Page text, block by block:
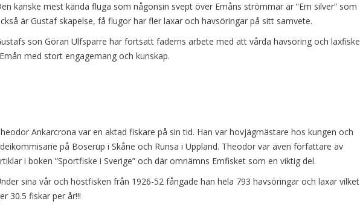
kanske mest kända fluga som någonsin svept över Emåns strömmar är ”Em silver” som
är Gustaf skapelse, få flugor har fler laxar och havsöringar på sitt samvete.
son Göran Ulfsparre har fortsatt faderns arbete med att vårda havsöring och laxfiske
med stort engagemang och kunskap.
Ankarcrona var en aktad fiskare på sin tid. Han var hovjägmästare hos kungen och
på Boserup i Skåne och Runsa i Uppland. Theodor var även författare av
i boken ”Sportfiske i Sverige” och där omnämns Emfisket som en viktig del.
sina vår och höstfisken från 1926-52 fångade han hela 793 havsöringar och laxar vilket
30.5 fiskar per år!!!